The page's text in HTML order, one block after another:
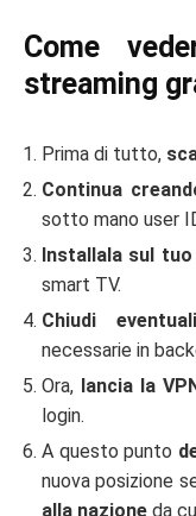
Come
streaming
Prima di tutto,
Continua
sotto mano user
Installala sul
smart TV.
Chiudi
necessarie in
Ora, lancia la VPN
login.
A questo punto
nuova posizione
alla nazione da